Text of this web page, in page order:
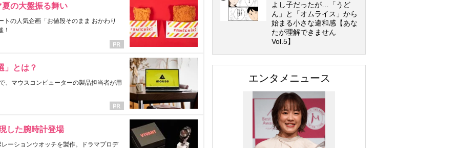
の大盤振る舞い
の人気企画「お値段そのまま おかわり
！
」とは？
、マウスコンピューターの製品担当者が用
した腕時計登場
ーションウオッチを製作。ドラマプロデ
よし子だったが…「うど
ん」と「オムライス」から
始まる小さな違和感【あな
たが理解できません
Vol.5】
エンタメニュース